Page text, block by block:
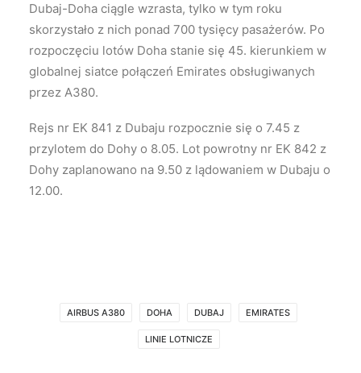
Dubaj-Doha ciągle wzrasta, tylko w tym roku
skorzystało z nich ponad 700 tysięcy pasażerów. Po
rozpoczęciu lotów Doha stanie się 45. kierunkiem w
globalnej siatce połączeń Emirates obsługiwanych
przez A380.
Rejs nr EK 841 z Dubaju rozpocznie się o 7.45 z
przylotem do Dohy o 8.05. Lot powrotny nr EK 842 z
Dohy zaplanowano na 9.50 z lądowaniem w Dubaju o
12.00.
AIRBUS A380 DOHA DUBAJ EMIRATES
LINIE LOTNICZE